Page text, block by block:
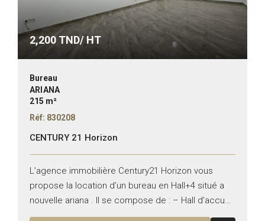
2,200 TND/ HT
Bureau
ARIANA
215 m²
Réf: 830208
CENTURY 21 Horizon
L’agence immobilière Century21 Horizon vous
propose la location d’un bureau en Hall+4 situé a
nouvelle ariana . Il se compose de : – Hall d’accueil
–Quartes Pièces – trois points d’eau –...